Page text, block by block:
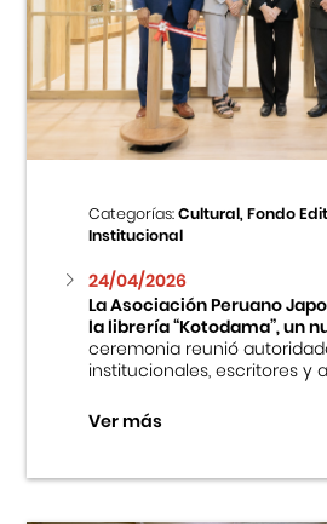
Categorías:Cultural, Fondo
Institucional
24/04/2026
La Asociación Peruano
la librería “Kotodama”, un
ceremonia reunió
institucionales, escritores y
Ver más